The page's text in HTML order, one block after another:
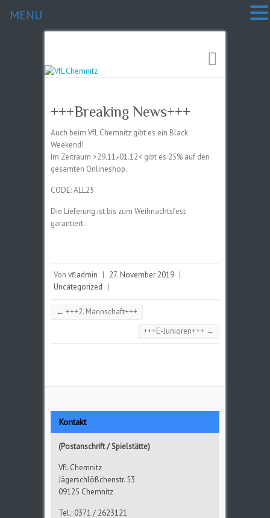
+++Breaking News+++
Auch beim VfL Chemnitz gibt es ein Black
Weekend!
Im Zeitraum >29.11.-01.12< gibt es 25% auf den
gesamten Onlineshop.
CODE: ALL25
Die Lieferung ist bis zum Weihnachtsfest
garantiert.
Von vfladmin | 27. November 2019 |
Uncategorized |
← +++2. Mannschaft+++
+++E-Junioren+++ →
Kontakt
(Postanschrift / Spielstätte)
VfL Chemnitz
Jägerschlößchenstr. 53
09125 Chemnitz
Tel.: 0371 / 2623121
MENU